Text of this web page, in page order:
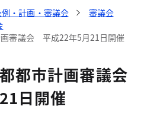
例・計画・審議会
審議会
審議会 平成22年5月21日開催
都市計画審議会
日開催